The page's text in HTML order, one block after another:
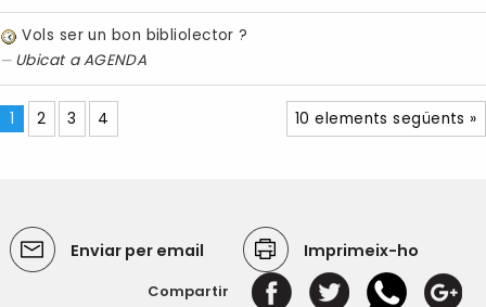
Vols ser un bon bibliolector ?
Ubicat aAGENDA
10 elements següents »
1 2 3 4
Enviar per email Imprimeix-ho
Compartir